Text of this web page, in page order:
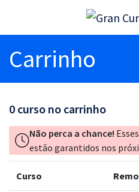
Carrinho
0 curso no carrinho
Não perca a chance!
estão garantidos nos
Curso